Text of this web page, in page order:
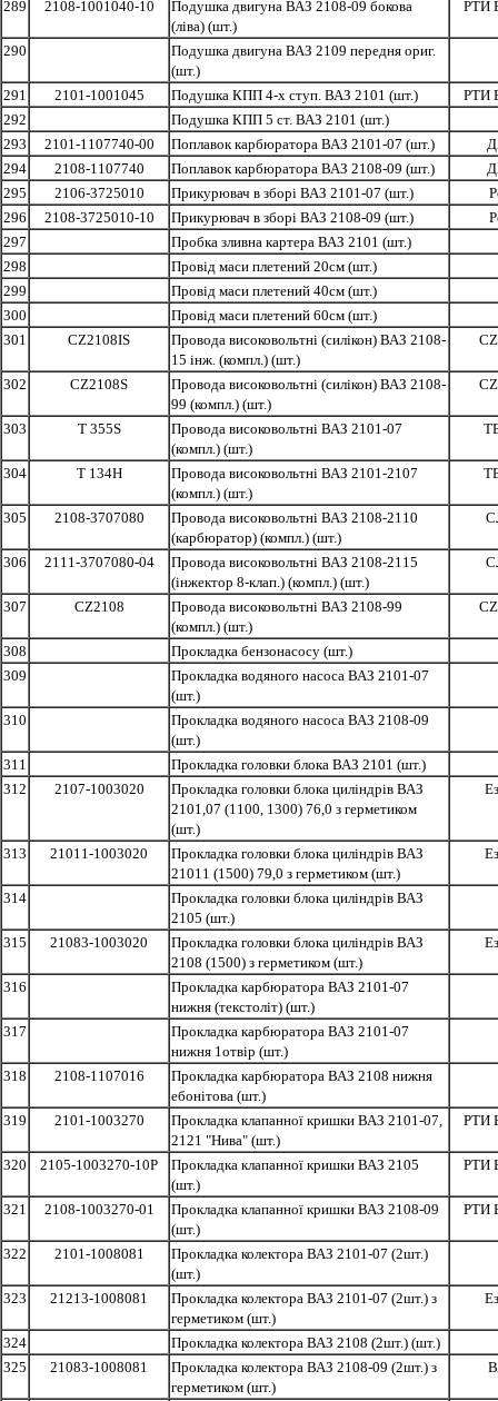
289 2108-1001040-10
Подушка двигуна ВАЗ 2108-09 бокова
(ліва) (шт.)
РТИ
290
Подушка двигуна ВАЗ 2109 передня ориг.
(шт.)
291
2101-1001045 Подушка КПП 4-х ступ. ВАЗ 2101 (шт.)
РТИ
292
Подушка КПП 5 ст. ВАЗ 2101 (шт.)
293
2101-1107740-00 Поплавок карбюратора ВАЗ 2101-07 (шт.)
294
2108-1107740 Поплавок карбюратора ВАЗ 2108-09 (шт.)
295
2106-3725010 Прикурювач в зборі ВАЗ 2101-07 (шт.)
296
2108-3725010-10 Прикурювач в зборі ВАЗ 2108-09 (шт.)
297
Пробка зливна картера ВАЗ 2101 (шт.)
298
Провід маси плетений 20см (шт.)
299
Провід маси плетений 40см (шт.)
300
Провід маси плетений 60см (шт.)
301
CZ2108IS
Провода високовольтні (силікон) ВАЗ 2108-
15 інж. (компл.) (шт.)
302 CZ2108S
Провода високовольтні (силікон) ВАЗ 2108-
99 (компл.) (шт.)
303 T 355S
Провода високовольтні ВАЗ 2101-07
(компл.) (шт.)
304 T 134H
Провода високовольтні ВАЗ 2101-2107
(компл.) (шт.)
305 2108-3707080
Провода високовольтні ВАЗ 2108-2110
(карбюратор) (компл.) (шт.)
306 2111-3707080-04
Провода високовольтні ВАЗ 2108-2115
(інжектор 8-клап.) (компл.) (шт.)
307 CZ2108
Провода високовольтні ВАЗ 2108-99
(компл.) (шт.)
308
Прокладка бензонасосу (шт.)
309
Прокладка водяного насоса ВАЗ 2101-07
(шт.)
310
Прокладка водяного насоса ВАЗ 2108-09
(шт.)
311
Прокладка головки блока ВАЗ 2101 (шт.)
312
2107-1003020
Прокладка головки блока циліндрів ВАЗ
2101,07 (1100, 1300) 76,0 з герметиком
(шт.)
313 21011-1003020
Прокладка головки блока циліндрів ВАЗ
21011 (1500) 79,0 з герметиком (шт.)
314
Прокладка головки блока циліндрів ВАЗ
2105 (шт.)
315
21083-1003020
Прокладка головки блока циліндрів ВАЗ
2108 (1500) з герметиком (шт.)
316
Прокладка карбюратора ВАЗ 2101-07
нижня (текстоліт) (шт.)
317
Прокладка карбюратора ВАЗ 2101-07
нижня 1отвір (шт.)
318
2108-1107016
Прокладка карбюратора ВАЗ 2108 нижня
ебонітова (шт.)
319
2101-1003270
Прокладка клапанної кришки ВАЗ 2101-07,
2121 "Нива" (шт.)
РТИ
320 2105-1003270-10Р
Прокладка клапанної кришки ВАЗ 2105
(шт.)
РТИ
321 2108-1003270-01
Прокладка клапанної кришки ВАЗ 2108-09
(шт.)
РТИ
322 2101-1008081
Прокладка колектора ВАЗ 2101-07 (2шт.)
(шт.)
323
21213-1008081
Прокладка колектора ВАЗ 2101-07 (2шт.) з
герметиком (шт.)
324
Прокладка колектора ВАЗ 2108 (2шт.) (шт.)
325
21083-1008081
Прокладка колектора ВАЗ 2108-09 (2шт.) з
герметиком (шт.)